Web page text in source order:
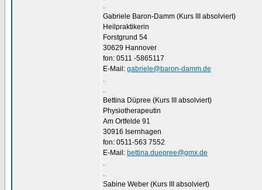
.
Gabriele Baron-Damm (Kurs III absolviert)
Heilpraktikerin
Forstgrund 54
30629 Hannover
fon: 0511 -5865117
E-Mail: gabriele@baron-damm.de
.
.
Bettina Düpree (Kurs III absolviert)
Physiotherapeutin
Am Ortfelde 91
30916 Isernhagen
fon: 0511-563 7552
E-Mail: bettina.duepree@gmx.de
.
.
Sabine Weber (Kurs III absolviert)